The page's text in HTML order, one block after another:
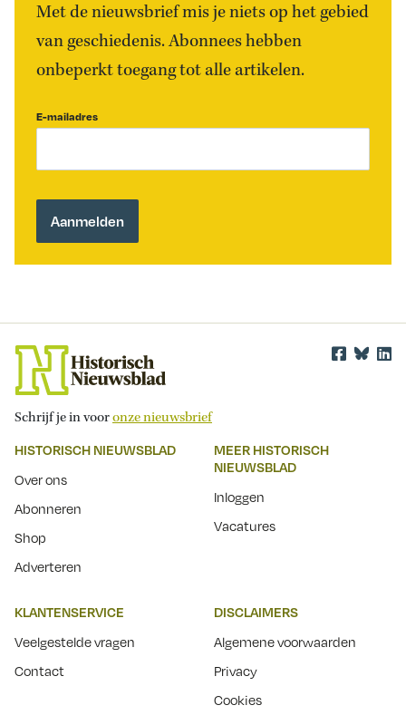
Met de nieuwsbrief mis je niets op het gebied
van geschiedenis. Abonnees hebben
onbeperkt toegang tot alle artikelen.
E-mailadres
Schrijf je in vooronze nieuwsbrief
HISTORISCH NIEUWSBLAD
Over ons
Abonneren
Shop
Adverteren
MEER HISTORISCH
NIEUWSBLAD
Inloggen
Vacatures
KLANTENSERVICE
Veelgestelde vragen
Contact
DISCLAIMERS
Algemene voorwaarden
Privacy
Cookies